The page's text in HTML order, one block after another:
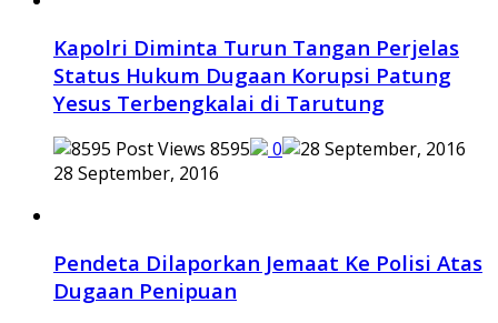
Kapolri Diminta Turun Tangan Perjelas
Status Hukum Dugaan Korupsi Patung
Yesus Terbengkalai di Tarutung
8595
0
28 September, 2016
Pendeta Dilaporkan Jemaat Ke Polisi Atas
Dugaan Penipuan